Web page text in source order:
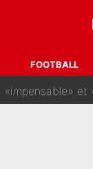
FOOTBALL
de Kylian
annonce un